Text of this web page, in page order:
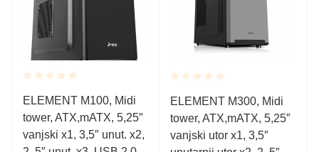
Rated
0.001
out
5
ELEMENT M100, Midi
tower, ATX,mATX, 5,25″
vanjski x1, 3,5″ unut. x2,
Rated
0.001
out
5
ELEMENT M300, Midi
tower, ATX,mATX, 5,25″
vanjski utor x1, 3,5″